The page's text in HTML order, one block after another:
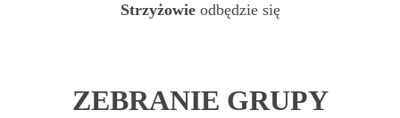
Strzyżowieodbędzie się
ZEBRANIE GRUPY